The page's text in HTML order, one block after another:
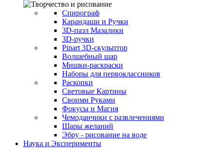
Спирограф
Карандаши и Ручки
3D-пазл Мазалики
3D-ручки
Pinart 3D-скульптор
Волшебный шар
Мишки-раскраски
Наборы для первоклассников
Раскопки
Световые Картины
Своими Руками
Фокусы и Магия
Чемоданчики с развлечениями
Шары желаний
Эбру - рисование на воде
Наука и Эксперименты